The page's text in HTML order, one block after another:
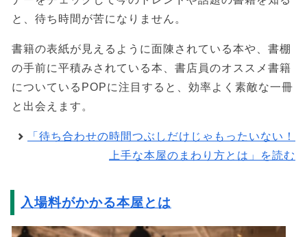
と、待ち時間が苦になりません。
書籍の表紙が見えるように面陳されている本や、書棚
の手前に平積みされている本、書店員のオススメ書籍
についているPOPに注目すると、効率よく素敵な一冊
と出会えます。
「待ち合わせの時間つぶしだけじゃもったいない！
上手な本屋のまわり方とは」を読む
入場料がかかる本屋とは